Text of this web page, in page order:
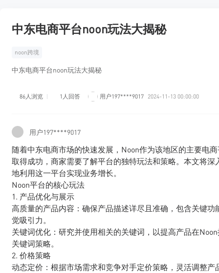
中东电商平台noon玩法大揭秘
noon跨境
中东电商平台noon玩法大揭秘
86人浏览 1人回答 用户197****9017 2024-11-13 00:00:00
用户197****9017
随着中东电商市场的快速发展，Noon作为该地区的主要电
取得成功，商家需要了解平台的独特玩法和策略。本文将
地利用这一平台实现业务增长。
Noon平台的核心玩法
1. 产品优化与展示
高质量的产品内容：确保产品描述详尽且准确，包含关键
觉吸引力。
关键词优化：研究并使用相关的关键词，以提高产品在
关键词策略。
2. 价格策略
动态定价：根据市场需求和竞争对手定价策略，灵活调整